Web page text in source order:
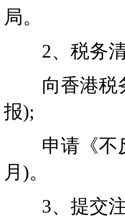
局。
2、税务
向香港税务
报);
申请《不反
月)。
3、提交注